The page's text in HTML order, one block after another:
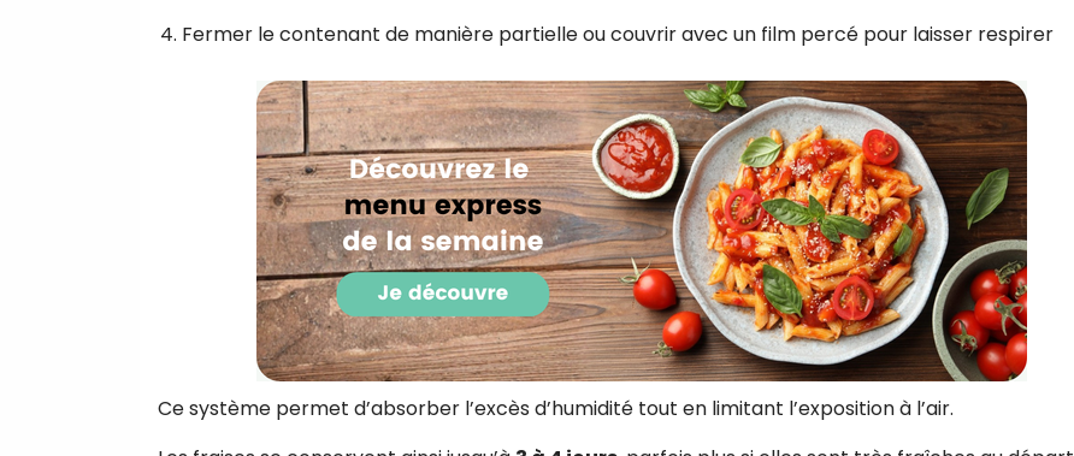
Fermer le contenant de manière partielle ou couvrir avec un film percé pour laisser respirer
Ce système permet d’absorber l’excès d’humidité tout en limitant l’exposition à l’air.